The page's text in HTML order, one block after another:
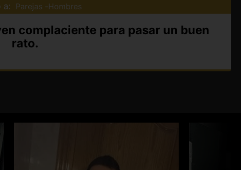
a: Parejas Hombres
complaciente para pasar un buen
rato.